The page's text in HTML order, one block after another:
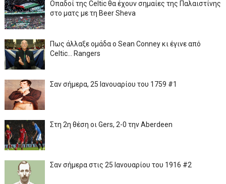
Οπαδοί της Celtic θα έχουν σημαίες της Παλαιστίνης
στο ματς με τη Beer Sheva
Πως άλλαξε ομάδα ο Sean Conney κι έγινε από
Celtic... Rangers
Σαν σήμερα, 25 Ιανουαρίου του 1759 #1
Στη 2η θέση οι Gers, 2-0 την Aberdeen
Σαν σήμερα στις 25 Ιανουαρίου του 1916 #2